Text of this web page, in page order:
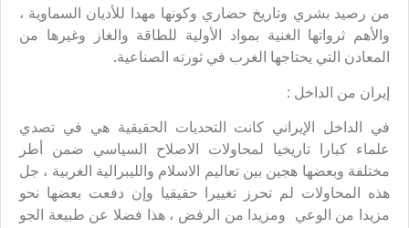
من رصيد بشري وتاريخ حضاري وكونها مهدا للأديان السماوية ،
والأهم ثرواتها الغنية بمواد الأولية للطاقة والغاز وغيرها من
المعادن التي يحتاجها الغرب في ثورته الصناعية.
إيران من الداخل :
في الداخل الإيراني كانت التحديات الحقيقية هي في تصدي
علماء كبارا تاريخيا لمحاولات الاصلاح السياسي ضمن أطر
مختلفة وبعضها هجين بين تعاليم الاسلام والليبرالية الغربية ، جل
هذه المحاولات لم تحرز تغييرا حقيقيا وإن دفعت بعضها نحو
مزيدا من الوعي ومزيدا من الرفض ، هذا فضلا عن طبيعة الجو